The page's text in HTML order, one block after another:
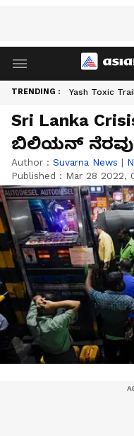
TRENDING : Yash Toxic
Sri Lanka
ಬಿಲಿಯನ್ ನೆರವು
Author : Suvarna News |
Published : Mar 28 2022,